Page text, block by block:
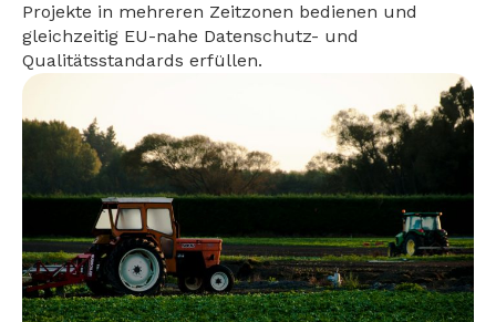
Projekte in mehreren Zeitzonen bedienen und
gleichzeitig EU-nahe Datenschutz- und
Qualitätsstandards erfüllen.